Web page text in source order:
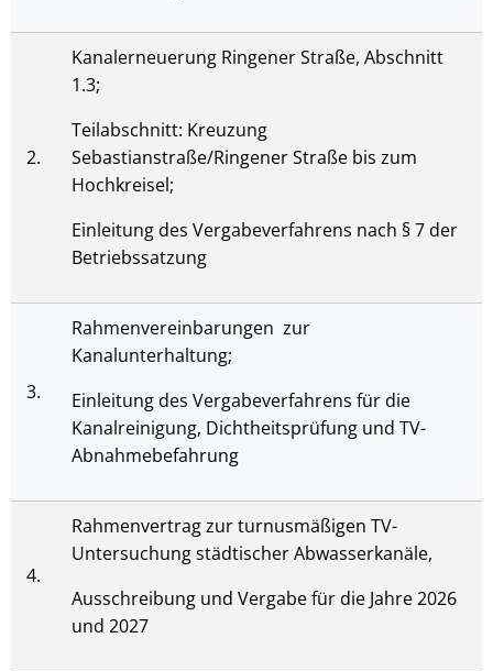
2.
Kanalerneuerung Ringener Straße, Abschnitt
1.3;
Teilabschnitt: Kreuzung
Sebastianstraße/Ringener Straße bis zum
Hochkreisel;
Einleitung des Vergabeverfahrens nach § 7 der
Betriebssatzung
3.
Rahmenvereinbarungen zur
Kanalunterhaltung;
Einleitung des Vergabeverfahrens für die
Kanalreinigung, Dichtheitsprüfung und TV-
Abnahmebefahrung
4.
Rahmenvertrag zur turnusmäßigen TV-
Untersuchung städtischer Abwasserkanäle,
Ausschreibung und Vergabe für die Jahre 2026
und 2027